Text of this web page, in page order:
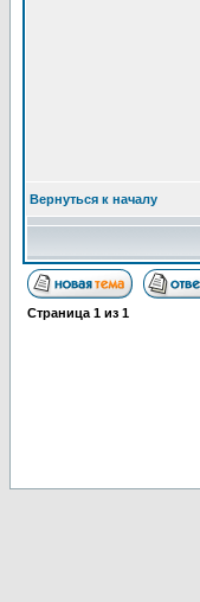
Вернуться к началу
Страница 1 из 1